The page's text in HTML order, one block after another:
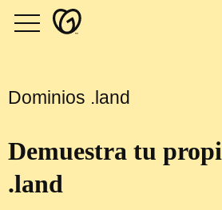
Dominios .land
Demuestra tu
.land